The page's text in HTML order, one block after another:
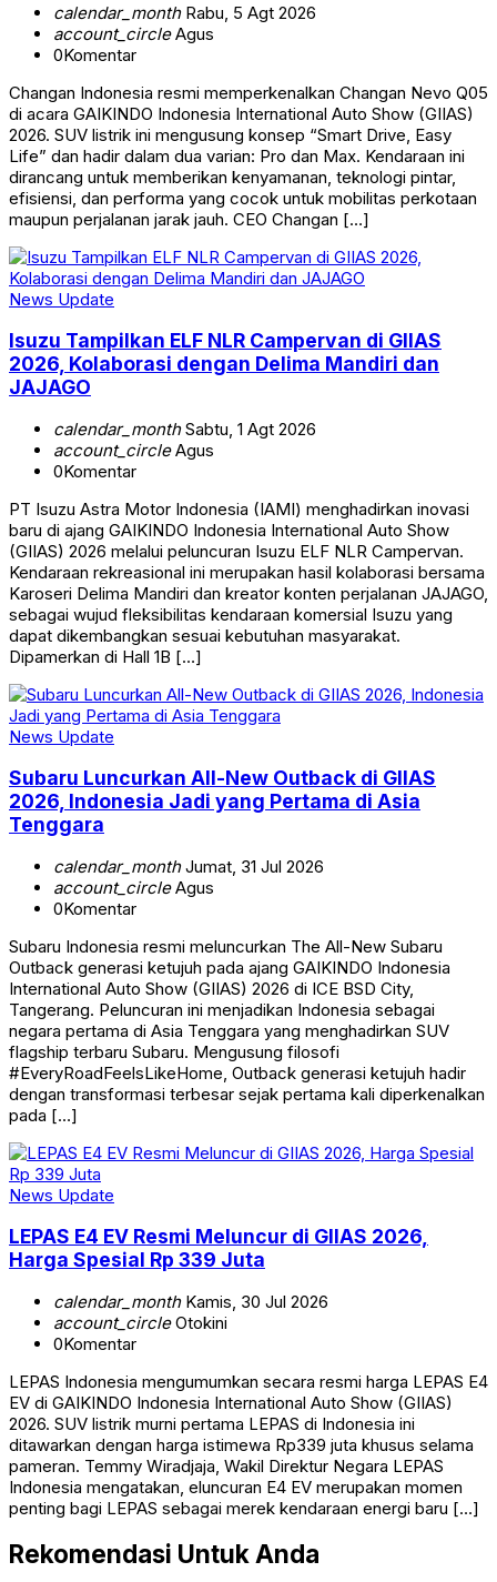
calendar_monthRabu, 5 Agt 2026
account_circleAgus
0Komentar
Changan Indonesia resmi memperkenalkan Changan Nevo Q05
di acara GAIKINDO Indonesia International Auto Show (GIIAS)
2026. SUV listrik ini mengusung konsep “Smart Drive, Easy
Life” dan hadir dalam dua varian: Pro dan Max. Kendaraan ini
dirancang untuk memberikan kenyamanan, teknologi pintar,
efisiensi, dan performa yang cocok untuk mobilitas perkotaan
maupun perjalanan jarak jauh. CEO Changan […]
News Update
Isuzu Tampilkan ELF NLR Campervan di GIIAS
2026, Kolaborasi dengan Delima Mandiri dan
JAJAGO
calendar_monthSabtu, 1 Agt 2026
account_circleAgus
0Komentar
PT Isuzu Astra Motor Indonesia (IAMI) menghadirkan inovasi
baru di ajang GAIKINDO Indonesia International Auto Show
(GIIAS) 2026 melalui peluncuran Isuzu ELF NLR Campervan.
Kendaraan rekreasional ini merupakan hasil kolaborasi bersama
Karoseri Delima Mandiri dan kreator konten perjalanan JAJAGO,
sebagai wujud fleksibilitas kendaraan komersial Isuzu yang
dapat dikembangkan sesuai kebutuhan masyarakat.
Dipamerkan di Hall 1B […]
News Update
Subaru Luncurkan All-New Outback di GIIAS
2026, Indonesia Jadi yang Pertama di Asia
Tenggara
calendar_monthJumat, 31 Jul 2026
account_circleAgus
0Komentar
Subaru Indonesia resmi meluncurkan The All-New Subaru
Outback generasi ketujuh pada ajang GAIKINDO Indonesia
International Auto Show (GIIAS) 2026 di ICE BSD City,
Tangerang. Peluncuran ini menjadikan Indonesia sebagai
negara pertama di Asia Tenggara yang menghadirkan SUV
flagship terbaru Subaru. Mengusung filosofi
#EveryRoadFeelsLikeHome, Outback generasi ketujuh hadir
dengan transformasi terbesar sejak pertama kali diperkenalkan
pada […]
News Update
LEPAS E4 EV Resmi Meluncur di GIIAS 2026,
Harga Spesial Rp 339 Juta
calendar_monthKamis, 30 Jul 2026
account_circleOtokini
0Komentar
LEPAS Indonesia mengumumkan secara resmi harga LEPAS E4
EV di GAIKINDO Indonesia International Auto Show (GIIAS)
2026. SUV listrik murni pertama LEPAS di Indonesia ini
ditawarkan dengan harga istimewa Rp339 juta khusus selama
pameran. Temmy Wiradjaja, Wakil Direktur Negara LEPAS
Indonesia mengatakan, eluncuran E4 EV merupakan momen
penting bagi LEPAS sebagai merek kendaraan energi baru […]
Rekomendasi Untuk Anda